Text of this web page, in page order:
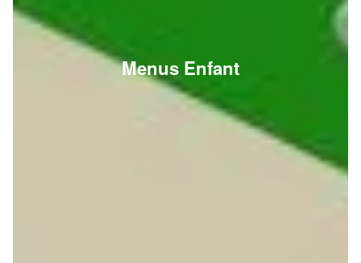
Menus Enfant